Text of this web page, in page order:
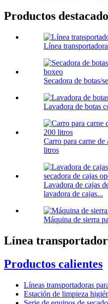
Productos
Línea
Secadora de botas/
Lavadora de botas
Carro para carne
litros
Lavadora de cajas
lavadora de cajas...
Máquina de sierra
Línea
Productos calientes
Líneas transportadoras
Estación de limpieza